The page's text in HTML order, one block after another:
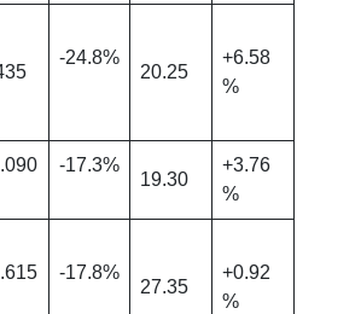
-24.8%
20.25
+6.58
%
-17.3%
19.30
+3.76
%
-17.8%
27.35
+0.92
%